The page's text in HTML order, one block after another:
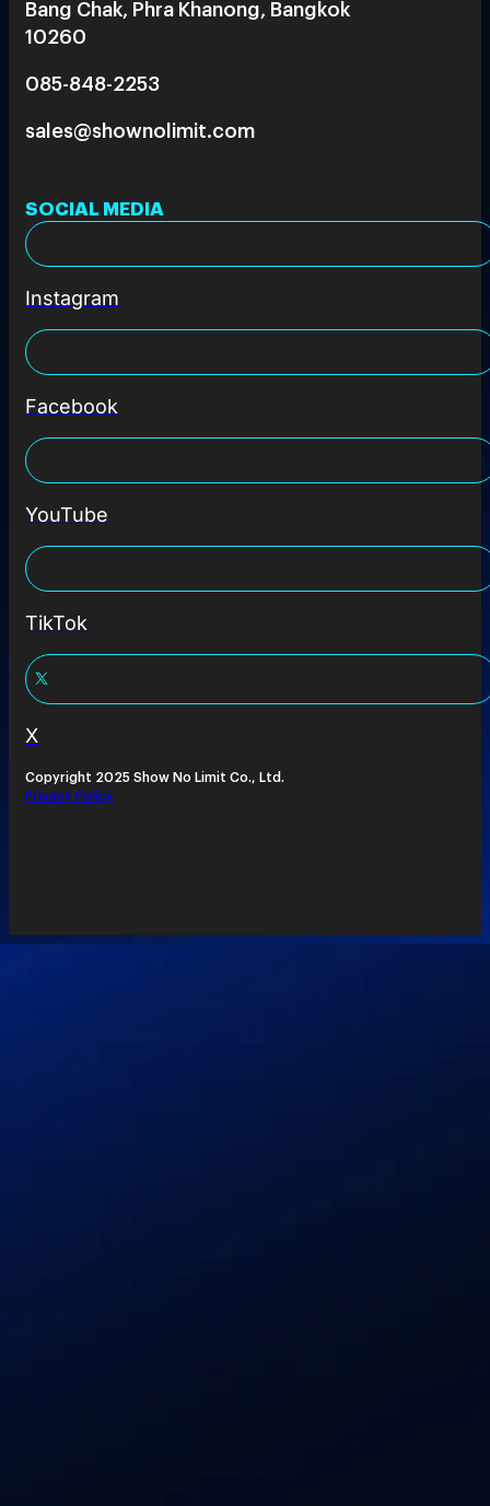
Bang Chak, Phra Khanong, Bangkok
10260
085-848-2253
sales@shownolimit.com
SOCIAL MEDIA
Instagram
Facebook
YouTube
TikTok
X
Copyright 2025 Show No Limit Co., Ltd.
Privacy Policy